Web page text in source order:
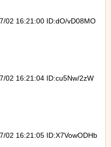
02 16:21:00 ID:dO/vD08MO
02 16:21:04 ID:cu5Nw/2zW
02 16:21:05 ID:X7VowODHb